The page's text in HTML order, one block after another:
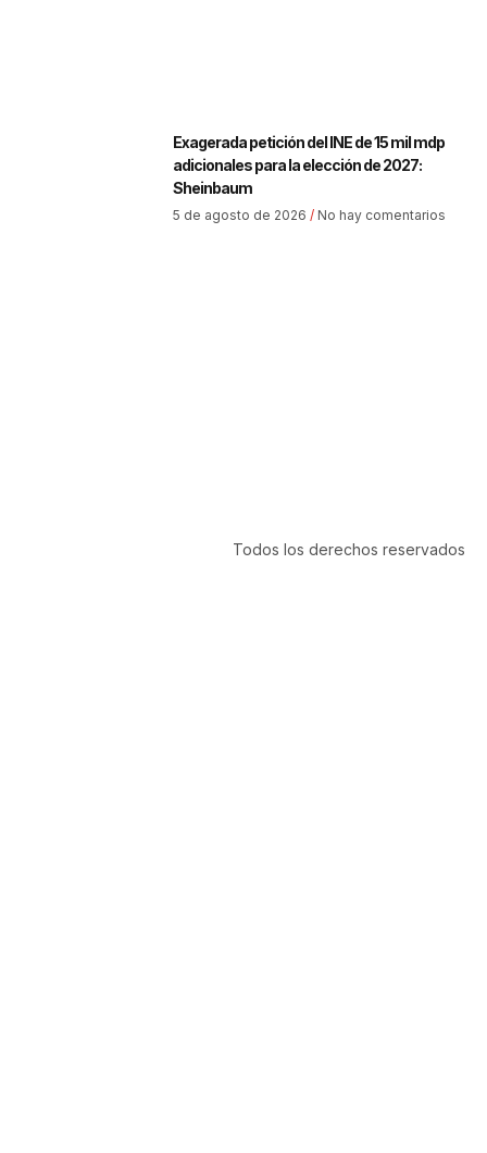
Exagerada petición del INE de 15 mil mdp
adicionales para la elección de 2027:
Sheinbaum
5 de agosto de 2026 No hay comentarios
Todos los derechos reservados